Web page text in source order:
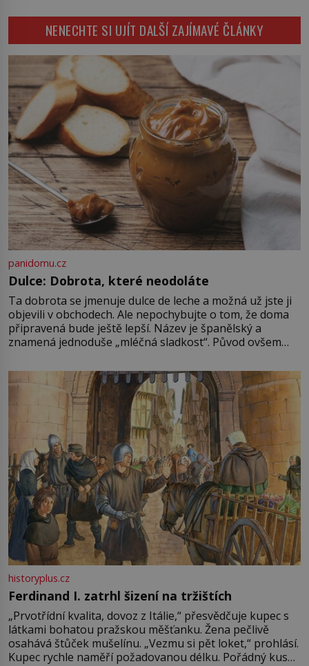
nejspíš nedokáže osadníky
zachránit. Muži, ženy, děti – všichni
jsou pryč. Nadobro a navždycky!
Kapitán John White (asi 1539–1593)
v srpnu 1587 naposledy zamává
své právě narozené vnučce a
vstoupí na palubu. Nechce […]
NENECHTE SI UJÍT DALŠÍ ZAJÍMAVÉ ČLÁNKY
panidomu.cz
Dulce: Dobrota, které neodoláte
Ta dobrota se jmenuje dulce de leche a možná už jste ji
objevili v obchodech. Ale nepochybujte o tom, že doma
připravená bude ještě lepší. Název je španělský a
znamená jednoduše „mléčná sladkost“. Původ ovšem
pře hned několik latinskoamerických zemí a k tomu
Francie, kde se traduje,
historyplus.cz
Ferdinand I. zatrhl šizení na tržištích
„Prvotřídní kvalita, dovoz z Itálie,“ přesvědčuje kupec s
látkami bohatou pražskou měšťanku. Žena pečlivě
osahává štůček mušelínu. „Vezmu si pět loket,“ prohlásí.
Kupec rychle naměří požadovanou délku. Pořádný kus